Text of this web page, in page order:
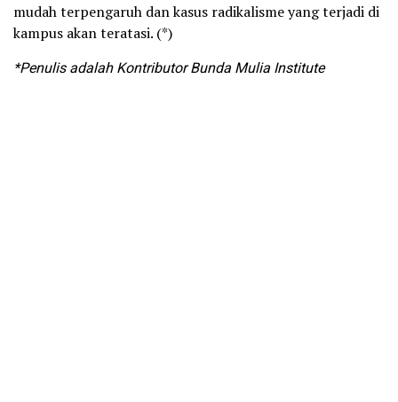
mudah terpengaruh dan kasus radikalisme yang terjadi di
kampus akan teratasi. (*)
*Penulis adalah Kontributor Bunda Mulia Institute